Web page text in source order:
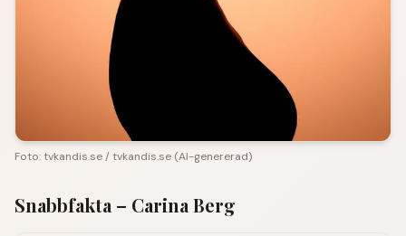
Foto: tvkandis.se/ tvkandis.se (AI-genererad)
Snabbfakta – Carina Berg